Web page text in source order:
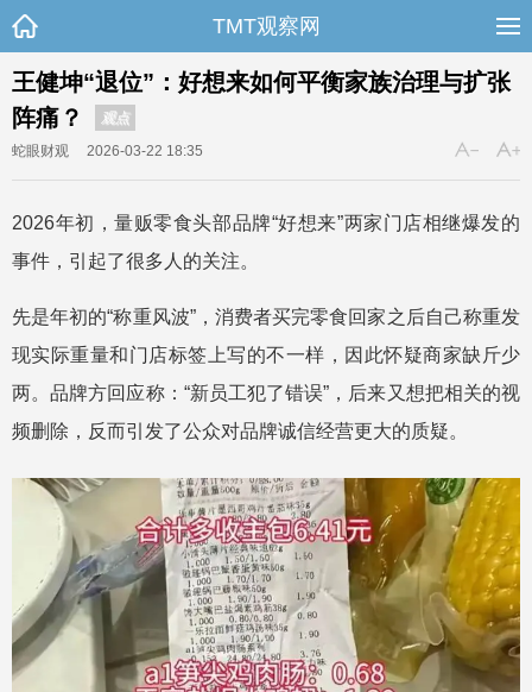
TMT观察网
王健坤“退位”：好想来如何平衡家族治理与扩张
阵痛？
观点
蛇眼财观 2026-03-22 18:35
2026年初，量贩零食头部品牌“好想来”两家门店相继爆发的
事件，引起了很多人的关注。
先是年初的“称重风波”，消费者买完零食回家之后自己称重发
现实际重量和门店标签上写的不一样，因此怀疑商家缺斤少
两。品牌方回应称：“新员工犯了错误”，后来又想把相关的视
频删除，反而引发了公众对品牌诚信经营更大的质疑。